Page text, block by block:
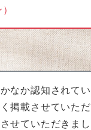
なか認知されて
掲載させていただ
せていただきまし